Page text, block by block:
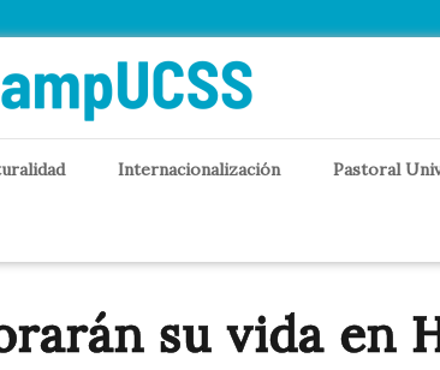
Internacionalización Pastoral
su vida en